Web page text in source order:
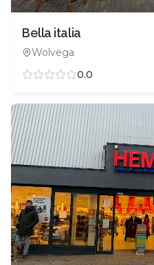
Bella italia
Wolvega
0.0